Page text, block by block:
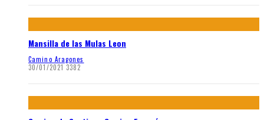
Mansilla de las Mulas Leon
Camino Aragones
30/01/2021 3382